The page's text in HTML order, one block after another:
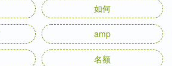
如何
amp
名额